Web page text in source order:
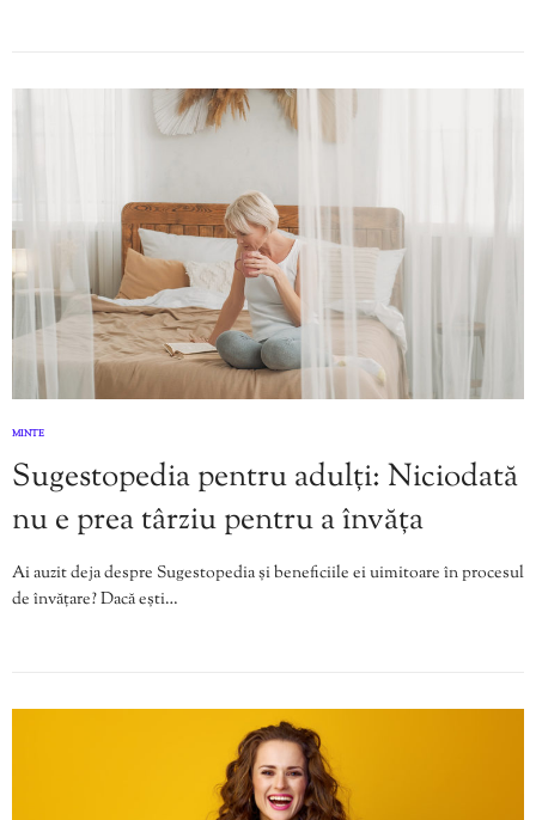
MINTE
Sugestopedia pentru adulți: Niciodată
nu e prea târziu pentru a învăța
Ai auzit deja despre Sugestopedia și beneficiile ei uimitoare în procesul
de învățare? Dacă ești…